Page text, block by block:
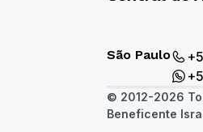
São Paulo
© 2012-2026
Beneficente